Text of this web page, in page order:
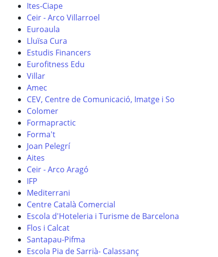
Ites-Ciape
Ceir - Arco Villarroel
Euroaula
Lluïsa Cura
Estudis Financers
Eurofitness Edu
Villar
Amec
CEV, Centre de Comunicació, Imatge i So
Colomer
Formapractic
Forma't
Joan Pelegrí
Aites
Ceir - Arco Aragó
IFP
Mediterrani
Centre Català Comercial
Escola d'Hoteleria i Turisme de Barcelona
Flos i Calcat
Santapau-Pifma
Escola Pia de Sarrià- Calassanç